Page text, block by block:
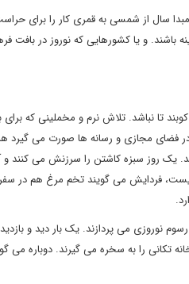
مبدا سال از شمسی به قمری کار را
باشند. و یا کشورهایی که نوروز در بافت
کوبند تا نباشد. تلاش نرم و مخملینی که
در فضای مجازی و رسانه ها صورت می
یک روز سبزه کاشتن را سرزنش می
فردایش می گویند تخم مرغ هم در سفره
نوروزی می پردازند. یک بار دید و
تکانی را به سخره می گیرند. دوباره می